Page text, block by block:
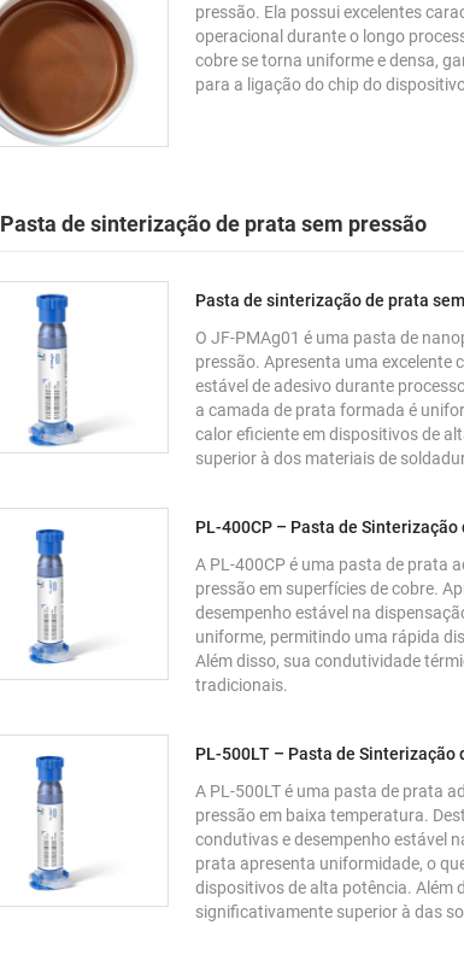
pressão. Ela possui excelentes
operacional durante o longo
cobre se torna uniforme e densa,
para a ligação do chip do
Pasta de sinterização de prata sem pressão
Pasta de sinterização de prata
O JF-PMAg01 é uma pasta de
pressão. Apresenta uma excelente
estável de adesivo durante
a camada de prata formada é
calor eficiente em dispositivos de
superior à dos materiais de
PL-400CP – Pasta de
A PL-400CP é uma pasta de prata
pressão em superfícies de cobre.
desempenho estável na
uniforme, permitindo uma rápida
Além disso, sua condutividade
tradicionais.
PL-500LT – Pasta de Sinterização
A PL-500LT é uma pasta de prata
pressão em baixa temperatura.
condutivas e desempenho estável
prata apresenta uniformidade, o
dispositivos de alta potência. Além
significativamente superior à das